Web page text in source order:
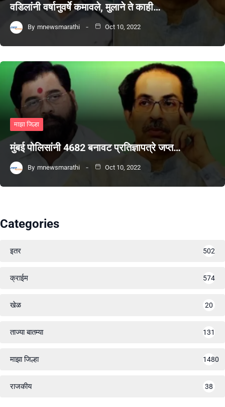
वडिलांनी वर्षानुवर्षे कमावले, मुलाने ते काही…
By mnewsmarathi Oct 10, 2022
माझा जिल्हा
मुंबई पोलिसांनी 4682 बनावट प्रतिज्ञापत्रे जप्त…
By mnewsmarathi Oct 10, 2022
Categories
इतर 502
क्राईम 574
खेळ 20
ताज्या बातम्या 131
माझा जिल्हा 1480
राजकीय 38